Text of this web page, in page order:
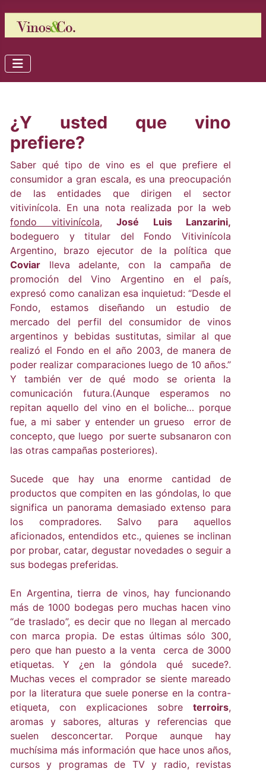
¿Y usted que vino
prefiere?
Saber qué tipo de vino es el que prefiere el
consumidor a gran escala, es una preocupación
de las entidades que dirigen el sector
vitivinícola. En una nota realizada por la web
fondo vitivinícola, José Luis Lanzarini,
bodeguero y titular del Fondo Vitivinícola
Argentino, brazo ejecutor de la política que
Coviar lleva adelante, con la campaña de
promoción del Vino Argentino en el país,
expresó como canalizan esa inquietud: “Desde el
Fondo, estamos diseñando un estudio de
mercado del perfil del consumidor de vinos
argentinos y bebidas sustitutas, similar al que
realizó el Fondo en el año 2003, de manera de
poder realizar comparaciones luego de 10 años.”
Y también ver de qué modo se orienta la
comunicación futura.(Aunque esperamos no
repitan aquello del vino en el boliche… porque
fue, a mi saber y entender un grueso error de
concepto, que luego por suerte subsanaron con
las otras campañas posteriores).
Sucede que hay una enorme cantidad de
productos que compiten en las góndolas, lo que
significa un panorama demasiado extenso para
los compradores. Salvo para aquellos
aficionados, entendidos etc., quienes se inclinan
por probar, catar, degustar novedades o seguir a
sus bodegas preferidas.
En Argentina, tierra de vinos, hay funcionando
más de 1000 bodegas pero muchas hacen vino
“de traslado”, es decir que no llegan al mercado
con marca propia. De estas últimas sólo 300,
pero que han puesto a la venta cerca de 3000
etiquetas. Y ¿en la góndola qué sucede?.
Muchas veces el comprador se siente mareado
por la literatura que suele ponerse en la contra-
etiqueta, con explicaciones sobre terroirs,
aromas y sabores, alturas y referencias que
suelen desconcertar. Porque aunque hay
muchísima más información que hace unos años,
cursos y programas de TV y radio, revistas